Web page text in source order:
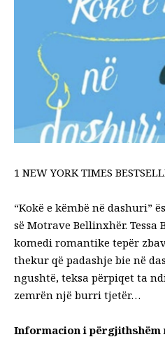
1 NEW YORK TIMES
“Kokë e këmbë në dashuri”
së Motrave Bellinxhër.
komedi romantike tepër
thekur që padashje bie në
ngushtë, teksa përpiqet ta
zemrën një burri tjetër…
Informacion i